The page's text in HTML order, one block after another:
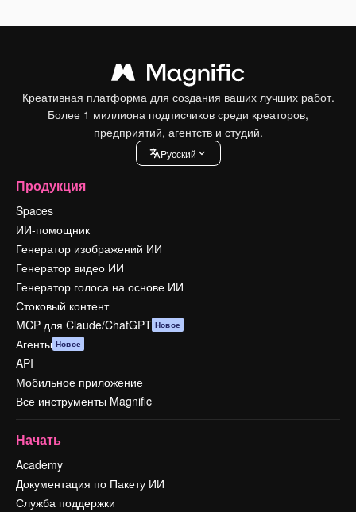
Креативная платформа для создания ваших лучших работ.
Более 1 миллиона подписчиков среди креаторов,
предприятий, агентств и студий.
Pусский
Продукция
Spaces
ИИ-помощник
Генератор изображений ИИ
Генератор видео ИИ
Генератор голоса на основе ИИ
Стоковый контент
MCP для Claude/ChatGPT Новое
Агенты Новое
API
Мобильное приложение
Все инструменты Magnific
Начать
Academy
Документация по Пакету ИИ
Служба поддержки